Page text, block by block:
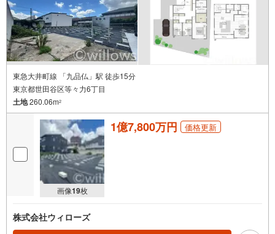
東急大井町線 「九品仏」駅 徒歩15分
東京都世田谷区等々力6丁目
土地260.06m2
画像19枚
1億7,800万円 価格更新
株式会社ウィローズ